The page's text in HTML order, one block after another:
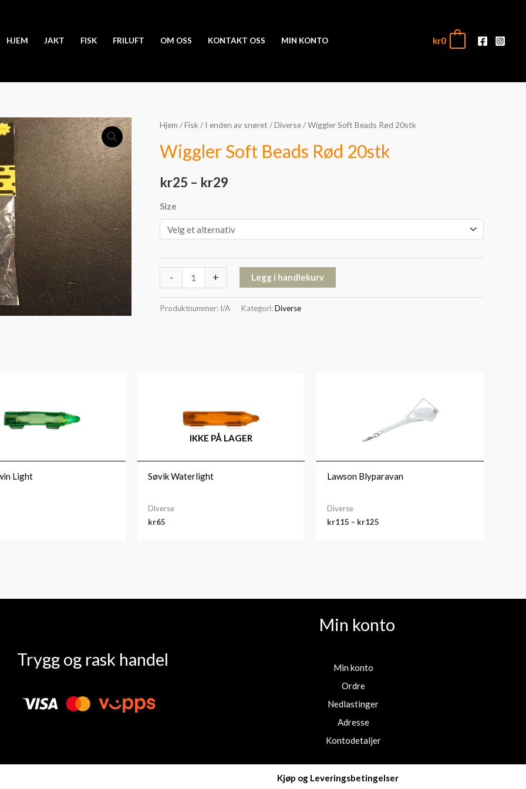
HJEM JAKT FISK FRILUFT OM OSS KONTAKT OSS MIN KONTO kr0
Hjem /Fisk/ I enden av snøret /Diverse/ Wiggler Soft Beads Rød 20stk
Wiggler Soft Beads Rød 20stk
kr25 – kr29
Prisområde:
kr25
Size
-
Wiggler
Beads
20stk
antall
+ Legg i handlekurv
Produktnummer: I/A Kategori:Diverse
Light
IKKE PÅ LAGER
Søvik Waterlight
Diverse
kr65
Lawson Blyparavan
Diverse
kr115 – kr125
Trygg og rask handel
Min konto
Min konto
Ordre
Nedlastinger
Adresse
Kontodetaljer
Kjøp og Leveringsbetingelser